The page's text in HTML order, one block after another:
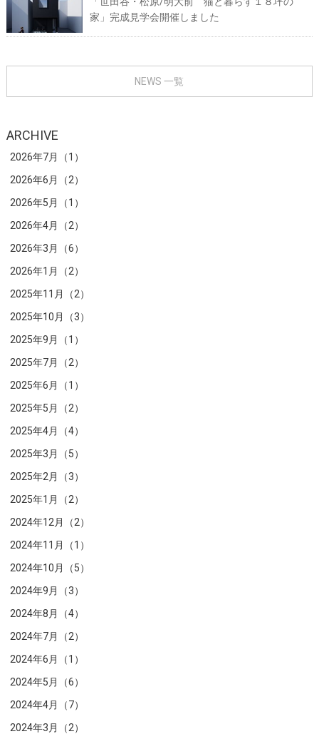
家」完成見学会開催しました
NEWS 一覧
ARCHIVE
2026年7月（1）
2026年6月（2）
2026年5月（1）
2026年4月（2）
2026年3月（6）
2026年1月（2）
2025年11月（2）
2025年10月（3）
2025年9月（1）
2025年7月（2）
2025年6月（1）
2025年5月（2）
2025年4月（4）
2025年3月（5）
2025年2月（3）
2025年1月（2）
2024年12月（2）
2024年11月（1）
2024年10月（5）
2024年9月（3）
2024年8月（4）
2024年7月（2）
2024年6月（1）
2024年5月（6）
2024年4月（7）
2024年3月（2）